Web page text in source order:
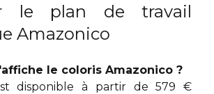
le plan de travail
Amazonico
le coloris Amazonico ?
disponible à partir de 579 €